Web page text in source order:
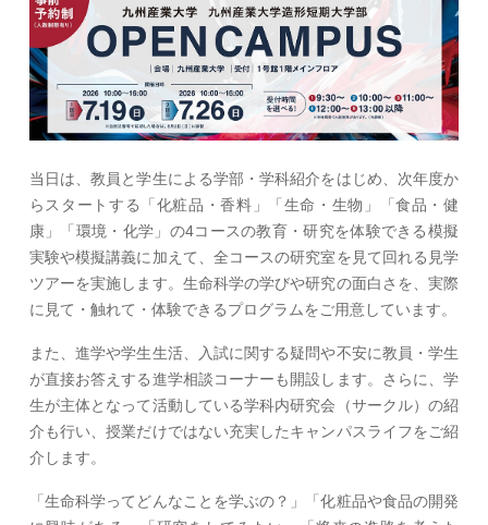
当日は、教員と学生による学部・学科紹介をはじめ、次年度か
らスタートする「化粧品・香料」「生命・生物」「食品・健
康」「環境・化学」の4コースの教育・研究を体験できる模擬
実験や模擬講義に加えて、全コースの研究室を見て回れる見学
ツアーを実施します。生命科学の学びや研究の面白さを、実際
に見て・触れて・体験できるプログラムをご用意しています。
また、進学や学生生活、入試に関する疑問や不安に教員・学生
が直接お答えする進学相談コーナーも開設します。さらに、学
生が主体となって活動している学科内研究会（サークル）の紹
介も行い、授業だけではない充実したキャンパスライフをご紹
介します。
「生命科学ってどんなことを学ぶの？」「化粧品や食品の開発